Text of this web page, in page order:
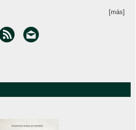
[más]